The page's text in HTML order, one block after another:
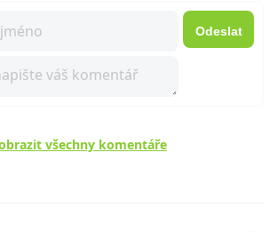
Odeslat
všechny komentáře